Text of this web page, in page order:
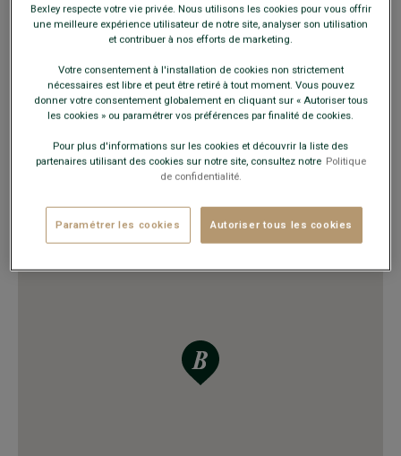
Samedi9h30 - 20h00
10h00 - 20h00
VOUS Y TROUVEREZ
Chaussures ville et détente
Costumes
Chemises, pulls, polos, pantalons
Ceintures et sous-vêtements
Trench, manteau, blousons, doudounes
Maroquinerie, accessoires mode
Bexley respecte votre vie privée. Nous utilisons les cookies pour vous offrir
une meilleure expérience utilisateur de notre site, analyser son utilisation
et contribuer à nos efforts de marketing.
Votre consentement à l'installation de cookies non strictement
nécessaires est libre et peut être retiré à tout moment. Vous pouvez
donner votre consentement globalement en cliquant sur « Autoriser tous
les cookies » ou paramétrer vos préférences par finalité de cookies.
Pour plus d'informations sur les cookies et découvrir la liste des
partenaires utilisant des cookies sur notre site, consultez notre Politique
de confidentialité.
Paramétrer les cookies Autoriser tous les cookies